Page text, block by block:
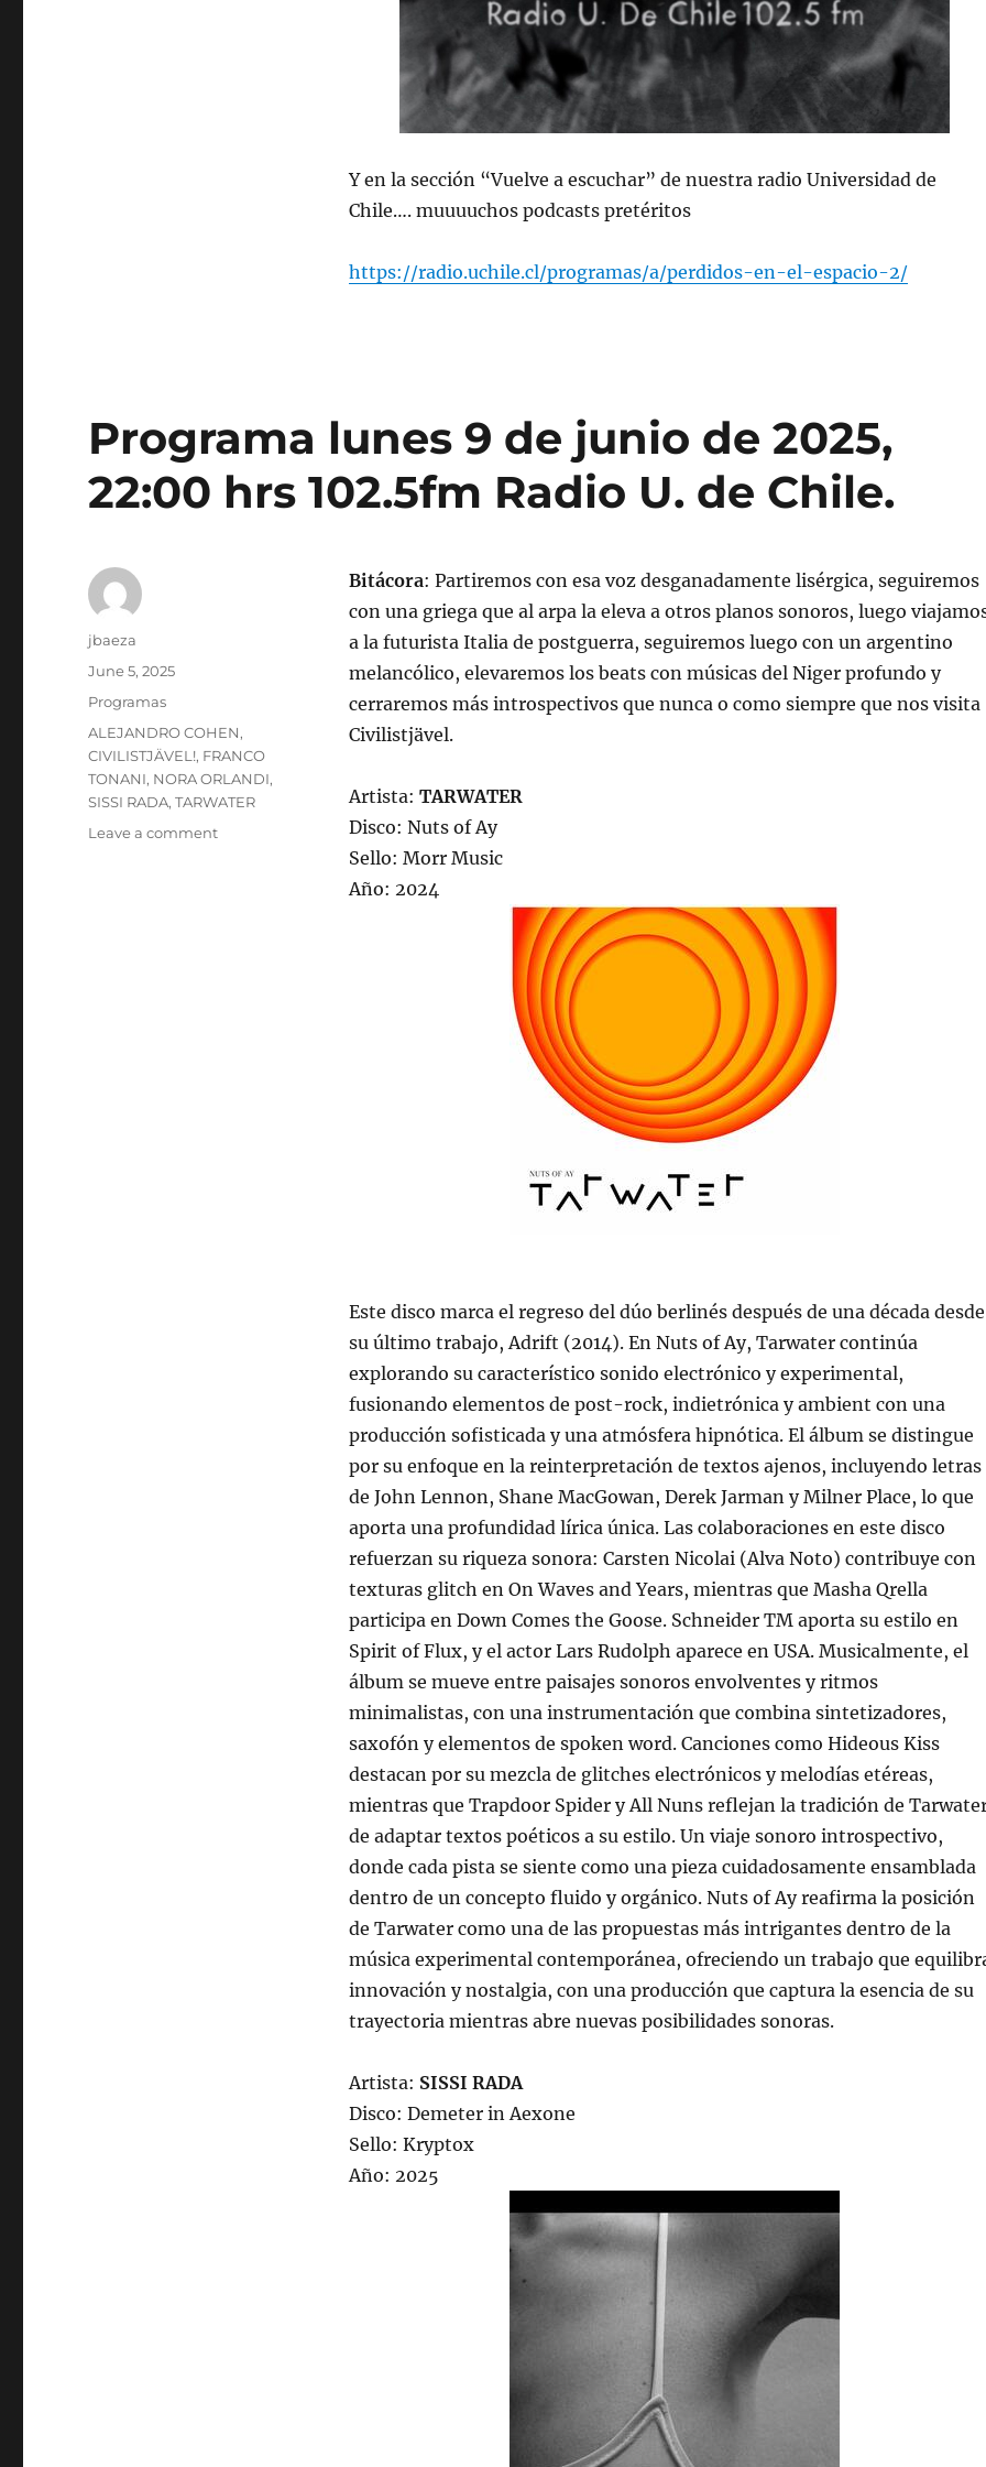
Y en la sección “Vuelve a escuchar” de nuestra radio Universidad de
Chile…. muuuuchos podcasts pretéritos
https://radio.uchile.cl/programas/a/perdidos-en-el-espacio-2/
Programa lunes 9 de junio de 2025,
22:00 hrs 102.5fm Radio U. de Chile.
Bitácora: Partiremos con esa voz desganadamente lisérgica, seguiremos
con una griega que al arpa la eleva a otros planos sonoros, luego
a la futurista Italia de postguerra, seguiremos luego con un argentino
melancólico, elevaremos los beats con músicas del Niger profundo y
cerraremos más introspectivos que nunca o como siempre que nos visita
Civilistjävel.
Artista: TARWATER
Disco: Nuts of Ay
Sello: Morr Music
Año: 2024
Este disco marca el regreso del dúo berlinés después de una década desde
su último trabajo, Adrift (2014). En Nuts of Ay, Tarwater continúa
explorando su característico sonido electrónico y experimental,
fusionando elementos de post-rock, indietrónica y ambient con una
producción sofisticada y una atmósfera hipnótica. El álbum se distingue
por su enfoque en la reinterpretación de textos ajenos, incluyendo letras
de John Lennon, Shane MacGowan, Derek Jarman y Milner Place, lo que
aporta una profundidad lírica única. Las colaboraciones en este disco
refuerzan su riqueza sonora: Carsten Nicolai (Alva Noto) contribuye con
texturas glitch en On Waves and Years, mientras que Masha Qrella
participa en Down Comes the Goose. Schneider TM aporta su estilo en
Spirit of Flux, y el actor Lars Rudolph aparece en USA. Musicalmente, el
álbum se mueve entre paisajes sonoros envolventes y ritmos
minimalistas, con una instrumentación que combina sintetizadores,
saxofón y elementos de spoken word. Canciones como Hideous Kiss
destacan por su mezcla de glitches electrónicos y melodías etéreas,
mientras que Trapdoor Spider y All Nuns reflejan la tradición de
de adaptar textos poéticos a su estilo. Un viaje sonoro introspectivo,
donde cada pista se siente como una pieza cuidadosamente ensamblada
dentro de un concepto fluido y orgánico. Nuts of Ay reafirma la posición
de Tarwater como una de las propuestas más intrigantes dentro de la
música experimental contemporánea, ofreciendo un trabajo que
innovación y nostalgia, con una producción que captura la esencia de su
trayectoria mientras abre nuevas posibilidades sonoras.
Artista: SISSI RADA
Disco: Demeter in Aexone
Sello: Kryptox
Año: 2025
Author
jbaeza
Posted
June 5, 2025
Categories
Programas
Tags
ALEJANDRO COHEN,
CIVILISTJÄVEL!, FRANCO
TONANI, NORA ORLANDI,
SISSI RADA,TARWATER
Leave a commenton